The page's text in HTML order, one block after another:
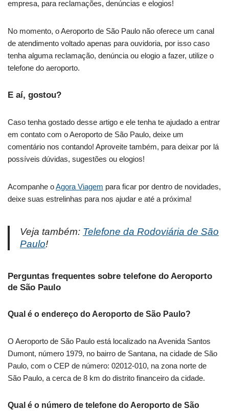
empresa, para reclamações, denúncias e elogios!
No momento, o Aeroporto de São Paulo não oferece um canal
de atendimento voltado apenas para ouvidoria, por isso caso
tenha alguma reclamação, denúncia ou elogio a fazer, utilize o
telefone do aeroporto.
E aí, gostou?
Caso tenha gostado desse artigo e ele tenha te ajudado a entrar
em contato com o Aeroporto de São Paulo, deixe um
comentário nos contando! Aproveite também, para deixar por lá
possíveis dúvidas, sugestões ou elogios!
Acompanhe oAgora Viagem para ficar por dentro de novidades,
deixe suas estrelinhas para nos ajudar e até a próxima!
Veja também: Telefone da Rodoviária de São
Paulo!
Perguntas frequentes sobre telefone do Aeroporto
de São Paulo
Qual é o endereço do Aeroporto de São Paulo?
O Aeroporto de São Paulo está localizado na Avenida Santos
Dumont, número 1979, no bairro de Santana, na cidade de São
Paulo, com o CEP de número: 02012-010, na zona norte de
São Paulo, a cerca de 8 km do distrito financeiro da cidade.
Qual é o número de telefone do Aeroporto de São